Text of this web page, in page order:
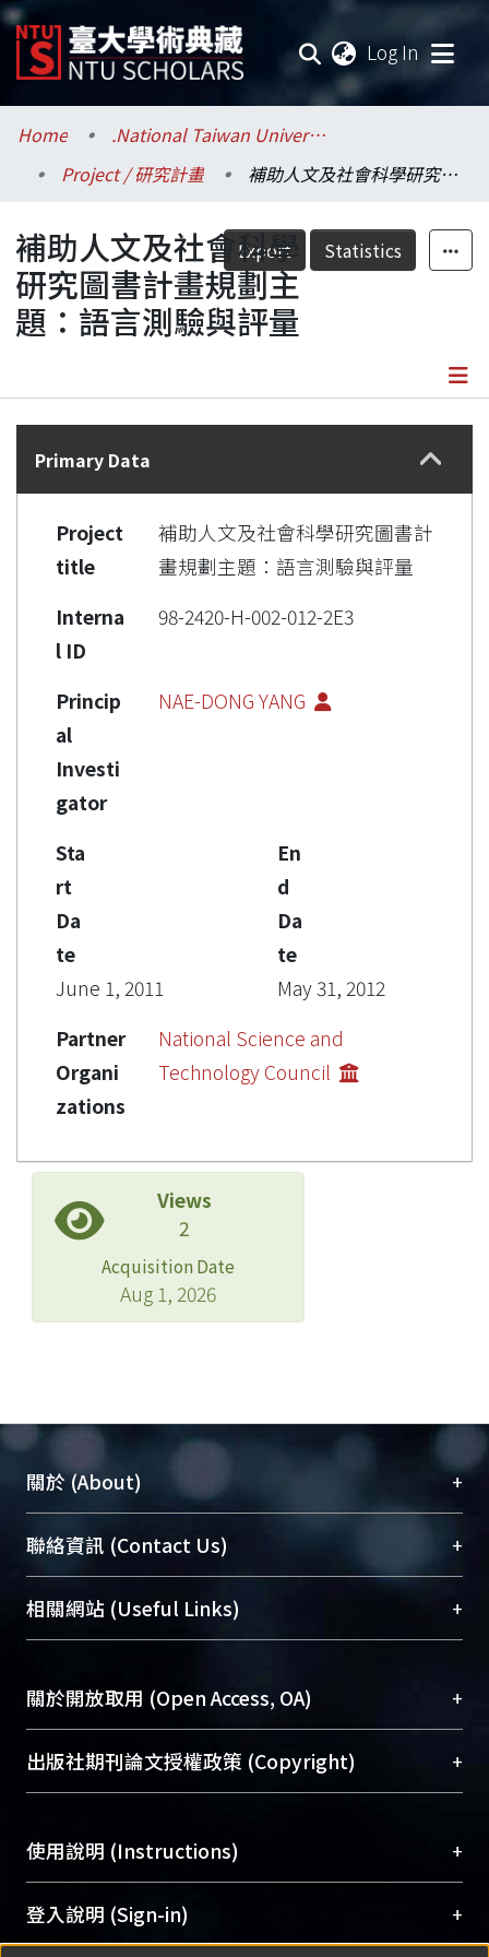
Log In
Communities & Collections
Research Outputs
Fundings & Projects
Researchers
Statistics
Home
.National Taiwan University / 國立臺灣大學
Project / 研究計畫
補助人文及社會科學研究圖書計畫規劃主題：語言測驗與評量
Export Statistics
補助人文及社會科學
研究圖書計畫規劃主
題：語言測驗與評量
Details
Primary Data
Project
title
補助人文及社會科學研究圖書計
畫規劃主題：語言測驗與評量
Interna
l ID
98-2420-H-002-012-2E3
Princip
al
Investi
gator
NAE-DONG YANG
Sta
rt
Da
te
June 1, 2011
En
d
Da
te
May 31, 2012
Partner
Organi
zations
National Science and
Technology Council
Views
2
Acquisition Date
Aug 1, 2026
關於 (About) +
臺大位居世界頂尖大學之列，為永久珍藏及向國際
展現本校豐碩的研究成果及學術能量，圖書館整合
機構典藏（NTUR）與學術庫（AH）不同功能平
台，成為臺大學術典藏NTU scholars。期能整合研
成果。
To permanently archive and promote researcher
profiles and scholarly works, Library integrates the
services of “NTU Repository” with “Academic
聯絡資訊 (Contact Us) +
總館學科館員(Main Library)
醫學圖書館學科館員(Medical Library)
Sciences Library)
相關網站 (Useful Links) +
關於開放取用 (Open Access, OA) +
開放取用是從使用者角度提升資訊取用性的社會運
動，應用在學術研究上是透過將研究著作公開供使
用逐年攀升。同時可加速研究發展、提升研究影響
Archive）平台。 （點選深入了解OA）
出版社期刊論文授權政策 (Copyright) +
含部分內容的版權非匯入者所有，或由第三方贊
助與合作完成，請確認該版權所有者及第三方同
意提供此授權。
Please represent that the submission is your
使用說明 (Instructions) +
網站簡介(Quickstart Guide)
使用手冊(Instruction Manual)
登入說明 (Sign-in) +